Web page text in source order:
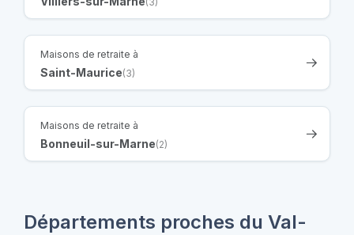
Maisons de retraite à
Saint-Maurice(3)
Maisons de retraite à
Bonneuil-sur-Marne(2)
Départements proches du Val-